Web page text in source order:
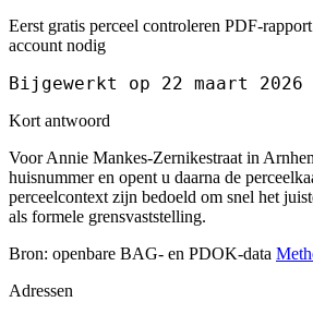
Eerst gratis perceel controleren PDF-
account nodig
Bijgewerkt op 22 maart 2026
Kort antwoord
Voor Annie Mankes-Zernikestraat in
huisnummer en opent u daarna de
perceelcontext zijn bedoeld om snel het
als formele grensvaststelling.
Bron: openbare BAG- en PDOK-data
Adressen